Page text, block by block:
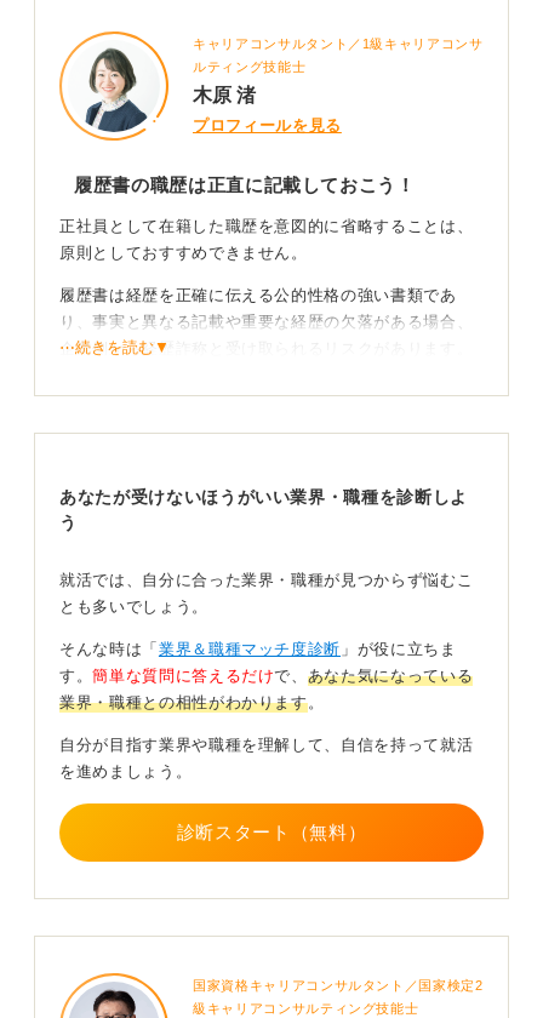
キャリアコンサルタント／1級キャリアコンサ
ルティング技能士
木原 渚
プロフィールを見る
履歴書の職歴は正直に記載しておこう！
正社員として在籍した職歴を意図的に省略することは、
原則としておすすめできません。
履歴書は経歴を正確に伝える公的性格の強い書類であ
り、事実と異なる記載や重要な経歴の欠落がある場合、
企業側から経歴詐称と受け取られるリスクがあります。
消や懲戒の理由になるケースも現実には存在します。
一方で短期間の離職や人間関係による退職が、それだけ
で不利に働くとは限りません。重要なのはその経験をど
う捉え、どう説明するかです。
書きたくない職歴がある場合でも履歴書には事実として
簡潔に記載し、面接で聞かれた際には感情的な表現や他
責的な説明を避け、自分の学びや次にどう活かすかに焦
正直に話すことはリスクであると同時に、誠実さや自己
理解の深さを示す機会にもなります。
⋯続きを読む▼
あなたが受けないほうがいい業界・職種を診断しよ
う
就活では、自分に合った業界・職種が見つからず悩むこ
とも多いでしょう。
そんな時は「 業界＆職種マッチ度診断 」が役に立ちま
す。簡単な質問に答えるだけで、 あなた気になっている
業界・職種との相性がわかります。
自分が目指す業界や職種を理解して、自信を持って就活
を進めましょう。
診断スタート（無料）
国家資格キャリアコンサルタント／国家検定2
級キャリアコンサルティング技能士